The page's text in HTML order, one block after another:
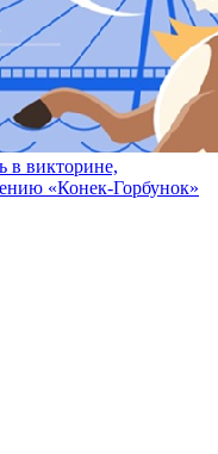
в викторине,
«Конек-Горбунок»